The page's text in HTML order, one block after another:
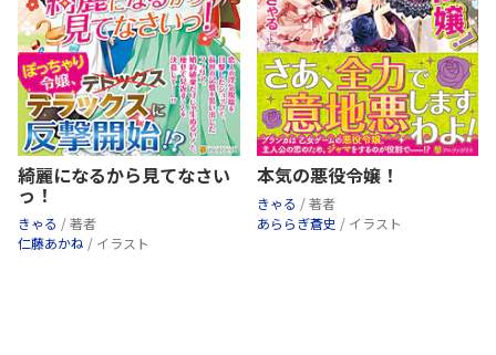
綺麗になるから見てなさい
っ！
きゃる / 著者
仁藤あかね / イラスト
本気の悪役令嬢！
きゃる / 著者
あららぎ蒼史 / イラスト